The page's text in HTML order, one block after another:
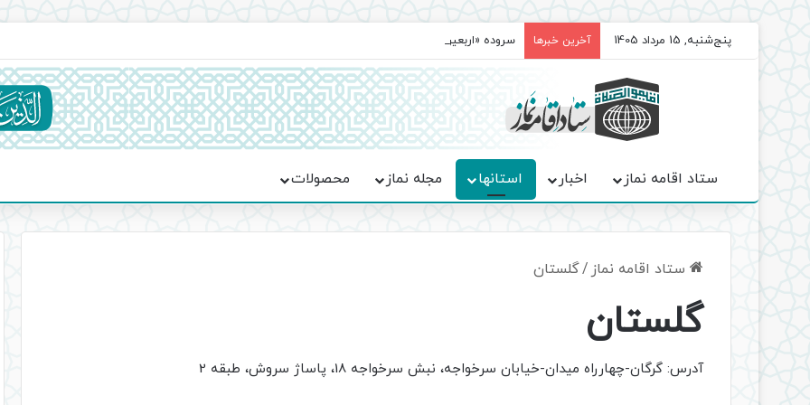
پنج‌شنبه, 15 مرداد 1405 آخرین خبرها سروده‌ «اربعین»؛ روایت حماسه، استقامت و تمدن‌سازی امت اسلامی
ستاد اقامه نماز اخبار استانها مجله نماز محصولات
ستاد اقامه نماز /گلستان
گلستان
آدرس: گرگان-چهارراه میدان-خیابان سرخواجه، نبش سرخواجه 18، پاساژ سروش، طبقه 2